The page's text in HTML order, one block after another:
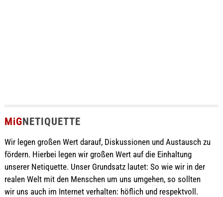
MiGNETIQUETTE
Wir legen großen Wert darauf, Diskussionen und Austausch zu
fördern. Hierbei legen wir großen Wert auf die Einhaltung
unserer Netiquette. Unser Grundsatz lautet: So wie wir in der
realen Welt mit den Menschen um uns umgehen, so sollten
wir uns auch im Internet verhalten: höflich und respektvoll.